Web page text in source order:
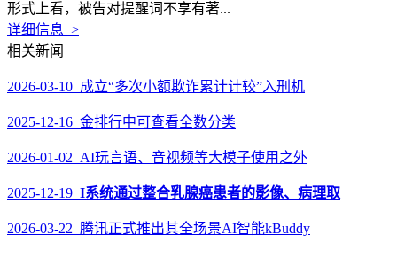
形式上看，被告对提醒词不享有著...
详细信息 >
相关新闻
2026-03-10 成立“多次小额欺诈累计计较”入刑机
2025-12-16 金排行中可查看全数分类
2026-01-02 AI玩言语、音视频等大模子使用之外
2025-12-19 I系统通过整合乳腺癌患者的影像、病理取
2026-03-22 腾讯正式推出其全场景AI智能kBuddy